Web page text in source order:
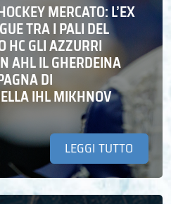
MERCATO: L’EX
TRA I PALI DEL
HC GLI AZZURRI
AHL IL GHERDEINA
DI
IHL MIKHNOV
LEGGI TUTTO